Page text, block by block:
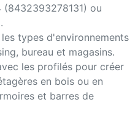
ou
types d'environnements
bureau et magasins.
les profilés pour créer
en bois ou en
et barres de